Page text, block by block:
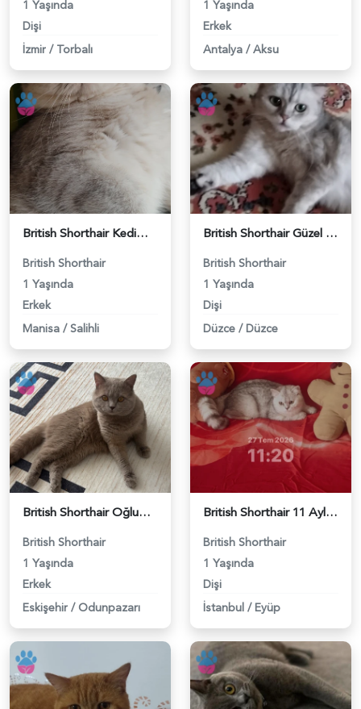
1 Yaşında
Dişi
İzmir / Torbalı
1 Yaşında
Erkek
Antalya / Aksu
British Shorthair Kedimize eş arıyoruz - 118984628
British Shorthair
1 Yaşında
Erkek
Manisa / Salihli
British Shorthair Güzel kızımıza eş arıyoruz - 118984633
British Shorthair
1 Yaşında
Dişi
Düzce / Düzce
British Shorthair Oğlumuza eş arıyoruz - 118984638
British Shorthair
1 Yaşında
Erkek
Eskişehir / Odunpazarı
British Shorthair 11 Aylık Kızım Eş Arıyor - 118984640
British Shorthair
1 Yaşında
Dişi
İstanbul / Eyüp